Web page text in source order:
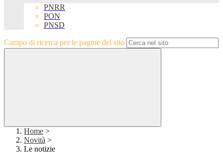
PNRR
PON
PNSD
Campo di ricerca per le pagine del sito
Home >
Novità >
Le notizie